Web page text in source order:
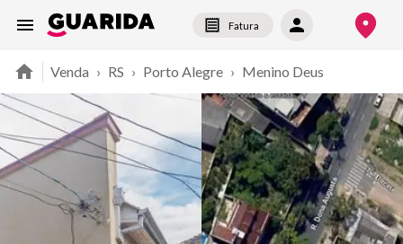
Fatura
Venda › RS › Porto Alegre › Menino Deus